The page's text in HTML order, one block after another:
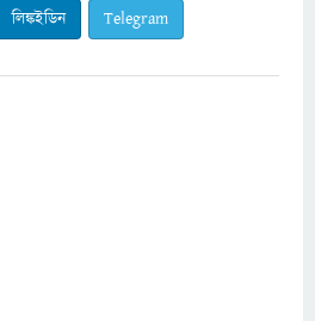
লিঙ্কইডিন Telegram